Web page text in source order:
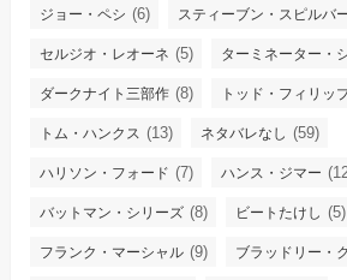
ジョー・ペシ (6) スティーブン・スピルバ
セルジオ・レオーネ (5) ターミネーター・
ダークナイト三部作 (8) トッド・フィリッ
トム・ハンクス (13) ネタバレなし (59)
ハリソン・フォード (7) ハンス・ジマー
バットマン・シリーズ (8) ビートたけし (5)
フランク・マーシャル (9) ブラッドリー・